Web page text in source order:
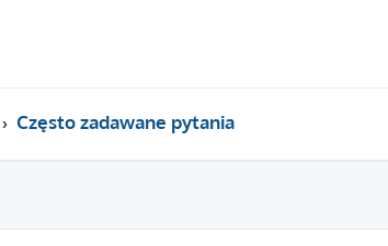
Często zadawane pytania